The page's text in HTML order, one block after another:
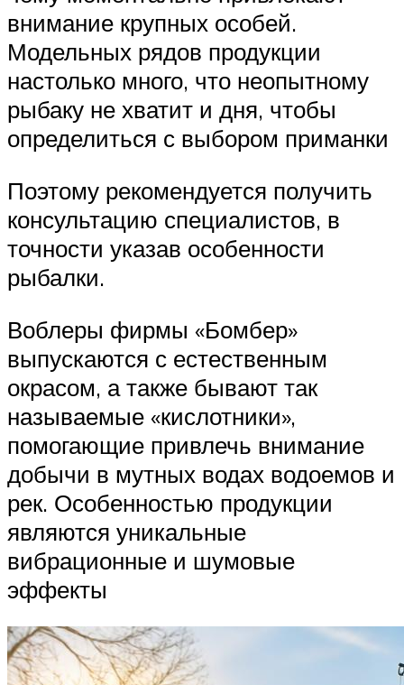
внимание крупных особей.
Модельных рядов продукции
настолько много, что неопытному
рыбаку не хватит и дня, чтобы
определиться с выбором приманки
Поэтому рекомендуется получить
консультацию специалистов, в
точности указав особенности
рыбалки.
Воблеры фирмы «Бомбер»
выпускаются с естественным
окрасом, а также бывают так
называемые «кислотники»,
помогающие привлечь внимание
добычи в мутных водах водоемов и
рек. Особенностью продукции
являются уникальные
вибрационные и шумовые
эффекты